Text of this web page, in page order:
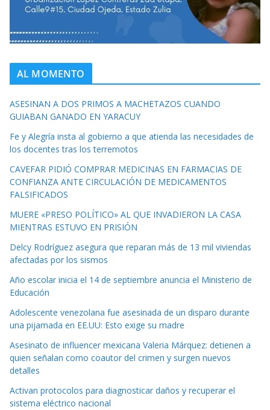
AL MOMENTO
ASESINAN A DOS PRIMOS A MACHETAZOS CUANDO
GUIABAN GANADO EN YARACUY
Fe y Alegría insta al gobierno a que atienda las necesidades de
los docentes tras los terremotos
CAVEFAR PIDIÓ COMPRAR MEDICINAS EN FARMACIAS DE
CONFIANZA ANTE CIRCULACIÓN DE MEDICAMENTOS
FALSIFICADOS
MUERE «PRESO POLÍTICO» AL QUE INVADIERON LA CASA
MIENTRAS ESTUVO EN PRISIÓN
Delcy Rodríguez asegura que reparan más de 13 mil viviendas
afectadas por los sismos
Año escolar inicia el 14 de septiembre anuncia el Ministerio de
Educación
Adolescente venezolana fue asesinada de un disparo durante
una pijamada en EE.UU: Esto exige su madre
Asesinato de influencer mexicana Valeria Márquez: detienen a
quien señalan como coautor del crimen y surgen nuevos
detalles
Activan protocolos para diagnosticar daños y recuperar el
sistema eléctrico nacional